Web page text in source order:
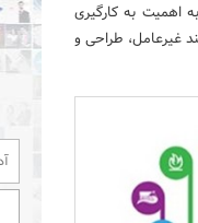
اهمیت به کارگیری
غیرعامل، طراحی و